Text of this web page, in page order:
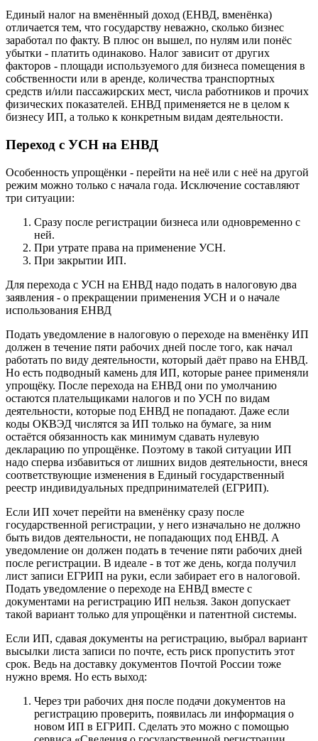
Единый налог на вменённый доход (ЕНВД, вменёнка)
отличается тем, что государству неважно, сколько бизнес
заработал по факту. В плюс он вышел, по нулям или понёс
убытки - платить одинаково. Налог зависит от других
факторов - площади используемого для бизнеса помещения в
собственности или в аренде, количества транспортных
средств и/или пассажирских мест, числа работников и прочих
физических показателей. ЕНВД применяется не в целом к
бизнесу ИП, а только к конкретным видам деятельности.
Переход с УСН на ЕНВД
Особенность упрощёнки - перейти на неё или с неё на другой
режим можно только с начала года. Исключение составляют
три ситуации:
Сразу после регистрации бизнеса или одновременно с
ней.
При утрате права на применение УСН.
При закрытии ИП.
Для перехода с УСН на ЕНВД надо подать в налоговую два
заявления - о прекращении применения УСН и о начале
использования ЕНВД
Подать уведомление в налоговую о переходе на вменёнку ИП
должен в течение пяти рабочих дней после того, как начал
работать по виду деятельности, который даёт право на ЕНВД.
Но есть подводный камень для ИП, которые ранее применяли
упрощёку. После перехода на ЕНВД они по умолчанию
остаются плательщиками налогов и по УСН по видам
деятельности, которые под ЕНВД не попадают. Даже если
коды ОКВЭД числятся за ИП только на бумаге, за ним
остаётся обязанность как минимум сдавать нулевую
декларацию по упрощёнке. Поэтому в такой ситуации ИП
надо сперва избавиться от лишних видов деятельности, внеся
соответствующие изменения в Единый государственный
реестр индивидуальных предпринимателей (ЕГРИП).
Если ИП хочет перейти на вменёнку сразу после
государственной регистрации, у него изначально не должно
быть видов деятельности, не попадающих под ЕНВД. А
уведомление он должен подать в течение пяти рабочих дней
после регистрации. В идеале - в тот же день, когда получил
лист записи ЕГРИП на руки, если забирает его в налоговой.
Подать уведомление о переходе на ЕНВД вместе с
документами на регистрацию ИП нельзя. Закон допускает
такой вариант только для упрощёнки и патентной системы.
Если ИП, сдавая документы на регистрацию, выбрал вариант
высылки листа записи по почте, есть риск пропустить этот
срок. Ведь на доставку документов Почтой России тоже
нужно время. Но есть выход:
Через три рабочих дня после подачи документов на
регистрацию проверить, появилась ли информация о
новом ИП в ЕГРИП. Сделать это можно с помощью